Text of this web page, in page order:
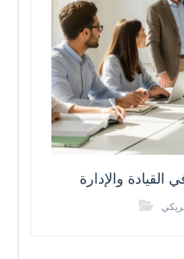
القيادة والإدارة